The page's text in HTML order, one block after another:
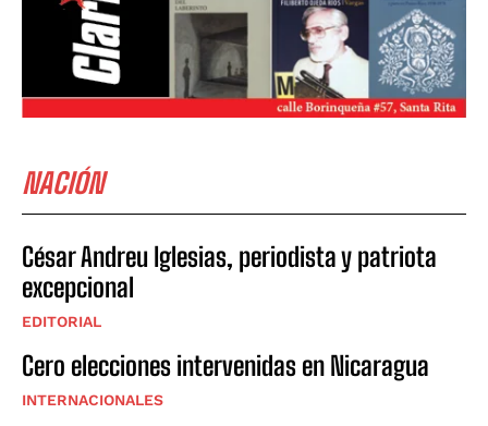
NACIÓN
César Andreu Iglesias, periodista y patriota
excepcional
EDITORIAL
Cero elecciones intervenidas en Nicaragua
INTERNACIONALES